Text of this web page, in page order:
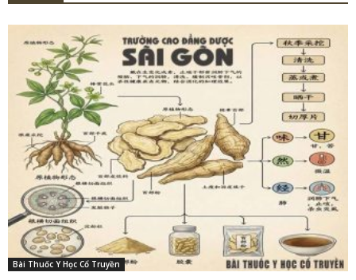
Bài Thuốc Y Học Cổ Truyền